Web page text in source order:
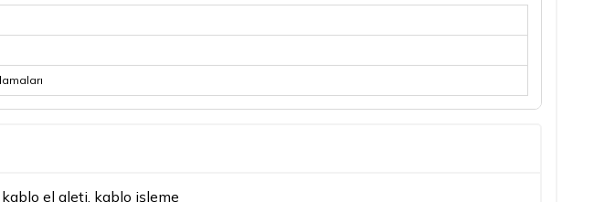
kablo el aleti, kablo işleme